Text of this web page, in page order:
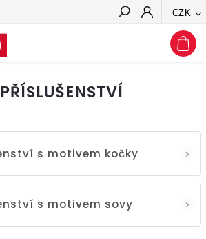
CZK
Hledat
s motivem kočky
s motivem sovy